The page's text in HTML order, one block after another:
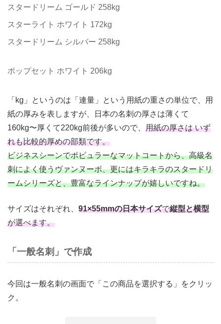
スタードリーム ゴールド 258kg
スターライト ホワイト 172kg
スタードリーム シルバー 258kg
ポップセット ホワイト 206kg
「kg」というのは「連量」という用紙の重さの単位で、用
紙の厚みを表しますが、日本の名刺の厚さは薄くて
160kg〜厚くて220kg前後が多いので、 用紙の厚さは いず
れも比較的厚めの部類です。
ビジネスシーンでポピュラーなマットコートから、高級名
刺によく使うヴァンヌーボ、更にはキラキラのスタードリ
ームシリーズと、豊富なラインナップが嬉しいですね。
サイズはそれぞれ、 91×55mmの日本サイズで縦型と横型
が選べます。
「一般名刺」で作成
今回は一般名刺の画面で「この商品を選択する」をクリッ
ク。